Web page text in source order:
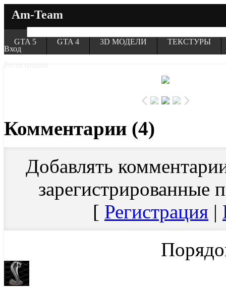
Am-Team
Вход
GTA 5 GTA 4 3D МОДЕЛИ ТЕКСТУРЫ
Комментарии (4)
Добавлять
зарегистрированные
[ Регистрация |